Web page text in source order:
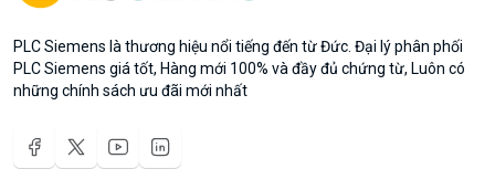
PLC Siemens là thương hiệu nổi tiếng đến từ Đức. Đại lý phân phối
PLC Siemens giá tốt, Hàng mới 100% và đầy đủ chứng từ, Luôn có
những chính sách ưu đãi mới nhất